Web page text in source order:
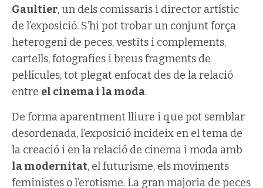
Gaultier, un dels comissaris i director artístic
de l’exposició. S’hi pot trobar un conjunt força
heterogeni de peces, vestits i complements,
cartells, fotografies i breus fragments de
pel·lícules, tot plegat enfocat des de la relació
entre el cinema i la moda.
De forma aparentment lliure i que pot semblar
desordenada, l’exposició incideix en el tema de
la creació i en la relació de cinema i moda amb
la modernitat, el futurisme, els moviments
feministes o l’erotisme. La gran majoria de peces